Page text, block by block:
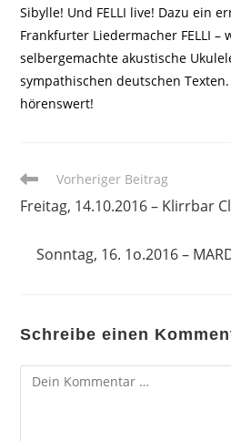
Sibylle! Und FELLI live! Dazu ein
Frankfurter Liedermacher FELLI –
selbergemachte akustische
sympathischen deutschen
hörenswert!
Weitere
ansehen
Vorheriger Beitrag
Freitag, 14.10.2016 – Klirrbar
Sonntag, 16. 1o.2016 –
Schreibe einen
Kommentar